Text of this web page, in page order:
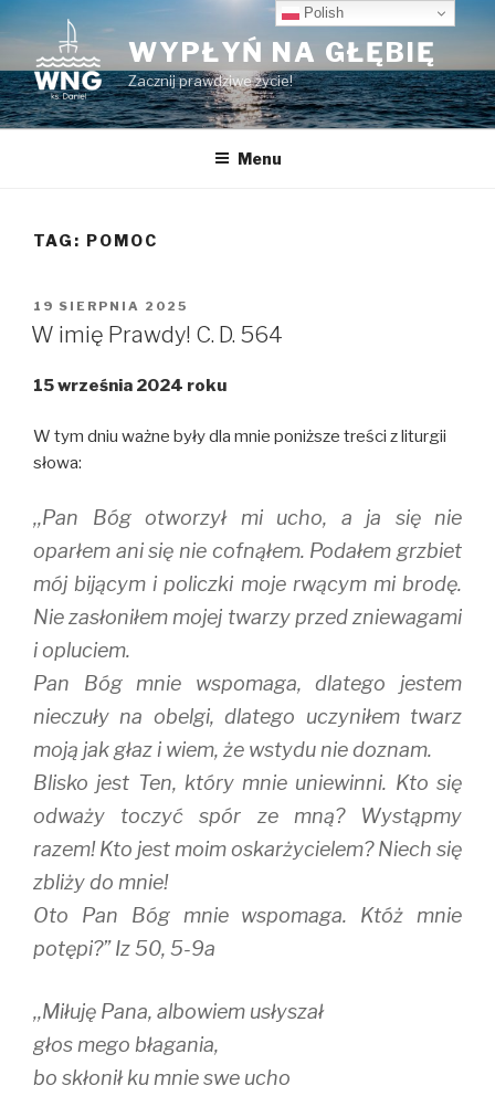
Przeskocz
do
treści
WYPŁYŃ NA GŁĘBIĘ
Zacznij prawdziwe życie!
Menu
TAG: POMOC
OPUBLIKOWANE
W
19 SIERPNIA 2025
W imię Prawdy! C. D. 564
15 września 2024 roku
W tym dniu ważne były dla mnie poniższe treści z liturgii
słowa:
,,Pan Bóg otworzył mi ucho, a ja się nie
oparłem ani się nie cofnąłem. Podałem grzbiet
mój bijącym i policzki moje rwącym mi brodę.
Nie zasłoniłem mojej twarzy przed zniewagami
i opluciem.
Pan Bóg mnie wspomaga, dlatego jestem
nieczuły na obelgi, dlatego uczyniłem twarz
moją jak głaz i wiem, że wstydu nie doznam.
Blisko jest Ten, który mnie uniewinni. Kto się
odważy toczyć spór ze mną? Wystąpmy
razem! Kto jest moim oskarżycielem? Niech się
zbliży do mnie!
Oto Pan Bóg mnie wspomaga. Któż mnie
potępi?” Iz 50, 5-9a
,,Miłuję Pana, albowiem usłyszał
głos mego błagania,
bo skłonił ku mnie swe ucho
Polish